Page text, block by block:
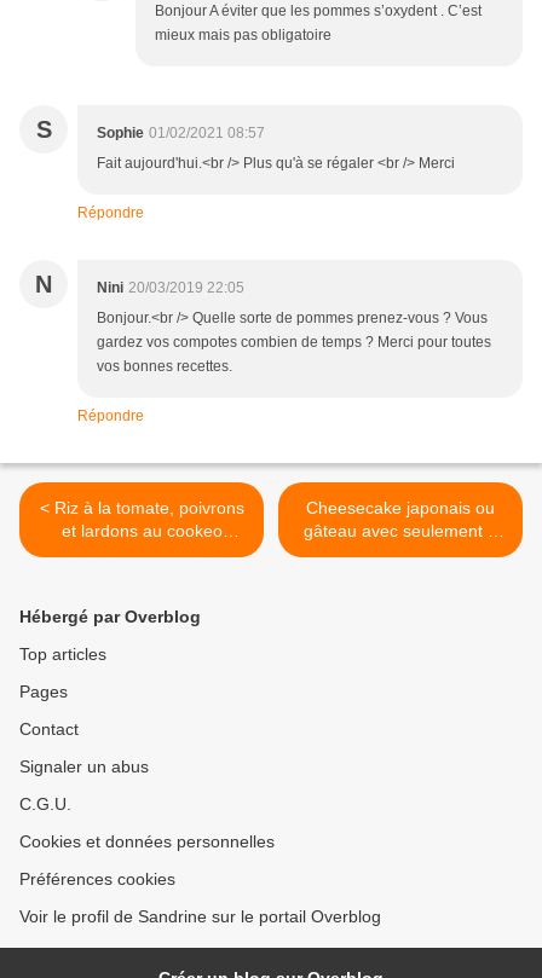
Bonjour A éviter que les pommes s’oxydent . C’est
mieux mais pas obligatoire
S Sophie 01/02/2021 08:57
Fait aujourd'hui.<br /> Plus qu'à se régaler <br /> Merci
Répondre
N Nini 20/03/2019 22:05
Bonjour.<br /> Quelle sorte de pommes prenez-vous ? Vous
gardez vos compotes combien de temps ? Merci pour toutes
vos bonnes recettes.
Répondre
< Riz à la tomate, poivrons
et lardons au cookeo
companion thermomix ou
Cheesecake japonais ou
gâteau avec seulement 3
ingrédients au companion
Hébergé par Overblog
Top articles
Pages
Contact
Signaler un abus
C.G.U.
Cookies et données personnelles
Préférences cookies
Voir le profil de Sandrine sur le portail Overblog